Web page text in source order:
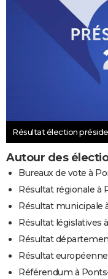
Résultat élection
Autour des
Bureaux de vote à
Résultat régionale à
Résultat municipale
Résultat législatives
Résultat
Résultat
Référendum à